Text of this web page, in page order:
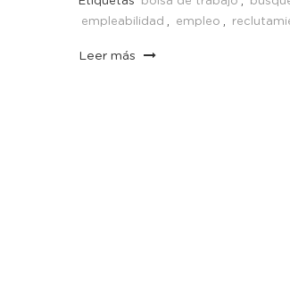
empleabilidad
empleo
Leer más